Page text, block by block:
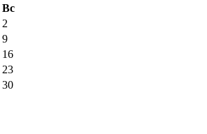
Вс
2
9
16
23
30